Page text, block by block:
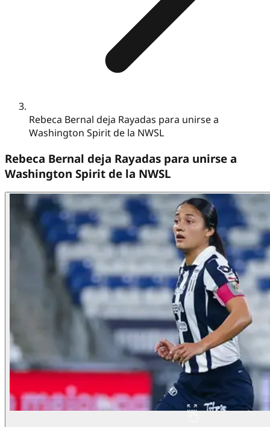
Rebeca Bernal deja Rayadas para unirse a
Washington Spirit de la NWSL
Rebeca Bernal deja Rayadas para unirse a
Washington Spirit de la NWSL